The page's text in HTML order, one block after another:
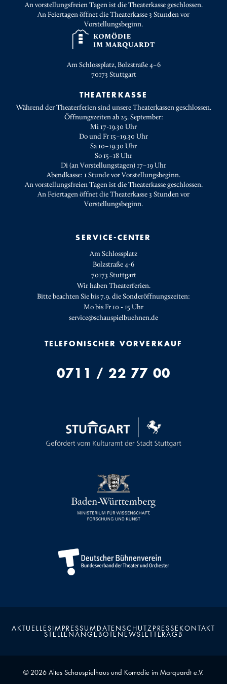
An vorstellungsfreien Tagen ist die Theaterkasse geschlossen.
An Feiertagen öffnet die Theaterkasse 3 Stunden vor
Vorstellungsbeginn.
Am Schlossplatz, Bolzstraße 4–6
70173 Stuttgart
THEATERKASSE
Während der Theaterferien sind unsere Theaterkassen geschlossen.
Öffnungszeiten ab 25. September:
Mi 17-19.30 Uhr
Do und Fr 15–19.30 Uhr
Sa 10–19.30 Uhr
So 15–18 Uhr
Di (an Vorstellungstagen) 17–19 Uhr
Abendkasse: 1 Stunde vor Vorstellungsbeginn.
An vorstellungsfreien Tagen ist die Theaterkasse geschlossen.
An Feiertagen öffnet die Theaterkasse 3 Stunden vor
Vorstellungsbeginn.
SERVICE-CENTER
Am Schlossplatz
Bolzstraße 4-6
70173 Stuttgart
Wir haben Theaterferien.
Bitte beachten Sie bis 7.9. die Sonderöffnungszeiten:
Mo bis Fr 10 - 15 Uhr
service@schauspielbuehnen.de
TELEFONISCHER VORVERKAUF
0711 / 22 77 00
AKTUELLESIMPRESSUMDATENSCHUTZPRESSE KONTAKT
STELLENANGEBOTE NEWSLETTERAGB
© 2026 Altes Schauspielhaus und Komödie im Marquardt e.V.